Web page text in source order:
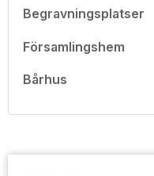
Begravningsplatser
Församlingshem
Bårhus